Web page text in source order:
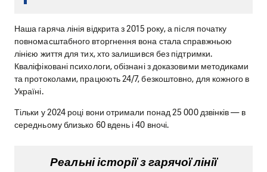
Наша гаряча лінія відкрита з 2015 року, а після початку
повномасштабного вторгнення вона стала справжньою
лінією життя для тих, хто залишився без підтримки.
Кваліфіковані психологи, обізнані з доказовими методиками
та протоколами, працюють 24/7, безкоштовно, для кожного в
Україні.
Тільки у 2024 році вони отримали понад 25 000 дзвінків — в
середньому близько 60 вдень і 40 вночі.
Реальні історії з гарячої лінії